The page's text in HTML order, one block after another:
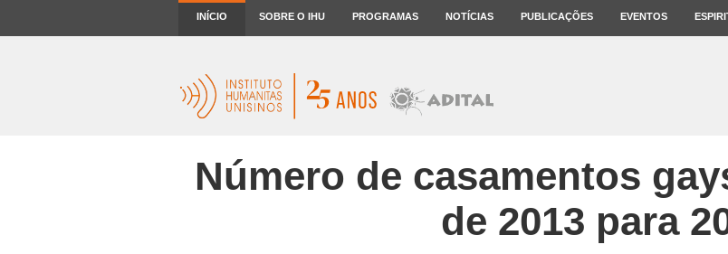
INÍCIO SOBRE O IHU PROGRAMAS NOTÍCIAS PUBLICAÇÕES EVENTOS
Número de casamentos
de 2013 para